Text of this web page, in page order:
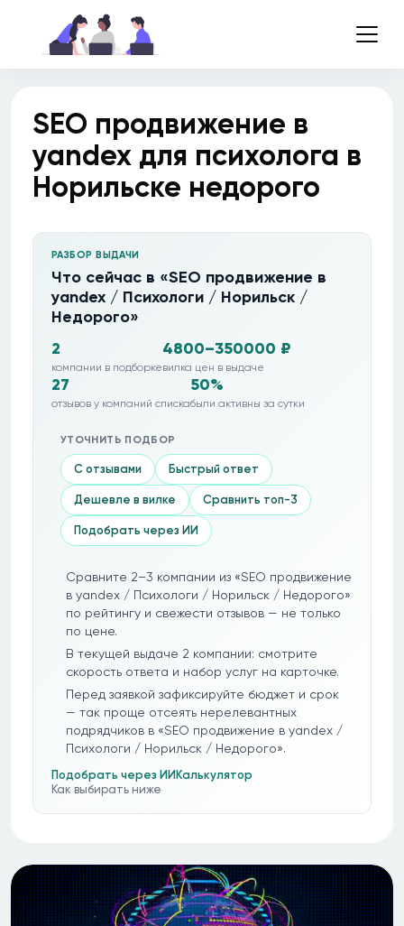
SEO продвижение в
yandex для психолога в
Норильске недорого
РАЗБОР ВЫДАЧИ
Что сейчас в «SEO продвижение в
yandex / Психологи / Норильск /
Недорого»
2
компании в подборке
4800–350000 ₽
вилка цен в выдаче
27
отзывов у компаний списка
50%
были активны за сутки
УТОЧНИТЬ ПОДБОР
С отзывами Быстрый ответ
Дешевле в вилке Сравнить топ-3
Подобрать через ИИ
Сравните 2–3 компании из «SEO продвижение
в yandex / Психологи / Норильск / Недорого»
по рейтингу и свежести отзывов — не только
по цене.
В текущей выдаче 2 компании: смотрите
скорость ответа и набор услуг на карточке.
Перед заявкой зафиксируйте бюджет и срок
— так проще отсеять нерелевантных
подрядчиков в «SEO продвижение в yandex /
Психологи / Норильск / Недорого».
Подобрать через ИИ Калькулятор
Как выбирать ниже